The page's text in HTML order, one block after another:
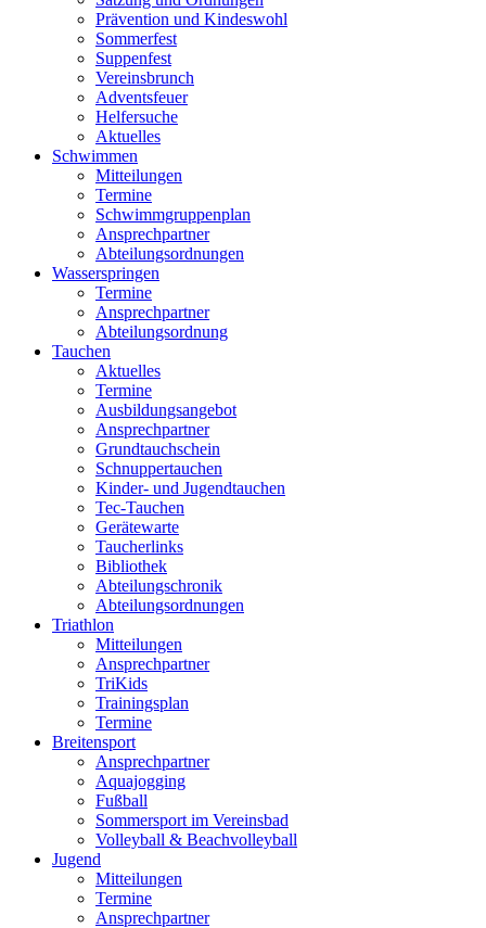
Prävention und Kindeswohl
Sommerfest
Suppenfest
Vereinsbrunch
Adventsfeuer
Helfersuche
Aktuelles
Schwimmen
Mitteilungen
Termine
Schwimmgruppenplan
Ansprechpartner
Abteilungsordnungen
Wasserspringen
Termine
Ansprechpartner
Abteilungsordnung
Tauchen
Aktuelles
Termine
Ausbildungsangebot
Ansprechpartner
Grundtauchschein
Schnuppertauchen
Kinder- und Jugendtauchen
Tec-Tauchen
Gerätewarte
Taucherlinks
Bibliothek
Abteilungschronik
Abteilungsordnungen
Triathlon
Mitteilungen
Ansprechpartner
TriKids
Trainingsplan
Termine
Breitensport
Ansprechpartner
Aquajogging
Fußball
Sommersport im Vereinsbad
Volleyball & Beachvolleyball
Jugend
Mitteilungen
Termine
Ansprechpartner